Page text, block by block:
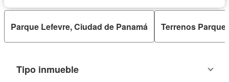
Parque Lefevre, Ciudad de Panamá Terrenos Parque
Tipo inmueble